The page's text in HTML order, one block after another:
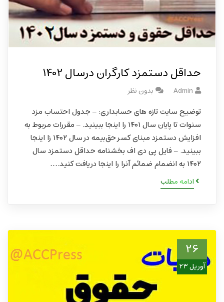
حداقل دستمزد کارگران درسال 1402
Admin بدون نظر
توضیح سایت تازه های حسابداری: – جدول احتساب مزد
سنوات تا پایان سال ۱۴۰۱ را اینجا ببینید. – مقررات مربوط به
افزایش دستمزد مبنای کسر حق‏‌بیمه در سال ۱۴۰۲ زا اینجا
ببینید. – فایل پی دی اف بخشنامه حداقل دستمزد سال
۱۴۰۲ به انضمام ضمائم آنرا را اینجا دریافت کنید.…
ادامه مطلب
26
آوریل 23